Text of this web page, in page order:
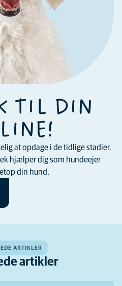
TIL DIN
at opdage i de tidlige stadier.
hjælper dig som hundeejer
din hund.
ARTIKLER
artikler